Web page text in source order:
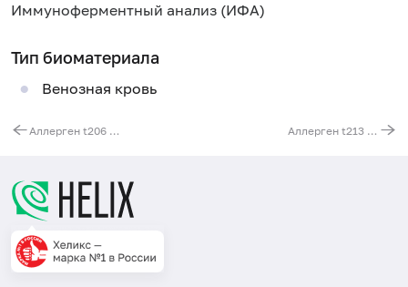
Иммуноферментный анализ (ИФА)
Тип биоматериала
Венозная кровь
Аллерген t206 - каштан, IgE (ImmunoCAP) Аллерген t213 - сосна, IgE (ImmunoCAP)